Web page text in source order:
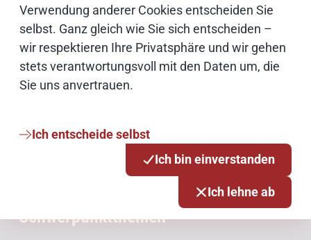
Verwendung anderer Cookies entscheiden Sie
selbst. Ganz gleich wie Sie sich entscheiden –
wir respektieren Ihre Privatsphäre und wir gehen
stets verantwortungsvoll mit den Daten um, die
Sie uns anvertrauen.
Ich entscheide selbst
Ich bin einverstanden
Ich lehne ab
0176 42860910
E-Mail schreiben
Bildnachweise
Schwerpunktthemen